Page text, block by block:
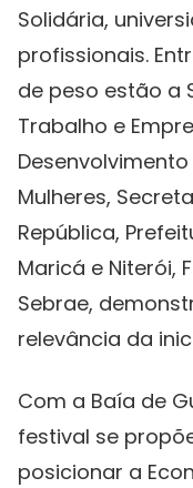
Solidária,
profissionais.
de peso estão a
Trabalho e
Mulheres,
República,
Maricá e Niterói,
Sebrae,
relevância da
Com a Baía de
festival se
posicionar a